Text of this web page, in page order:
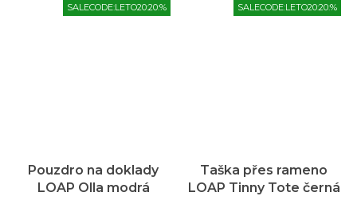
SALECODE:LETO20:20:%
Pouzdro na doklady
LOAP Olla modrá
SALECODE:LETO20:20:%
Taška přes rameno
LOAP Tinny Tote černá